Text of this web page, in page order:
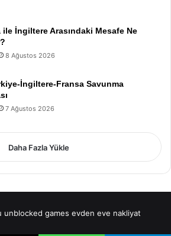
ile İngiltere Arasındaki Mesafe Ne
8 Ağustos 2026
İngiltere-Fransa Savunma
7 Ağustos 2026
Daha Fazla Yükle
unblocked games evden eve nakliyat